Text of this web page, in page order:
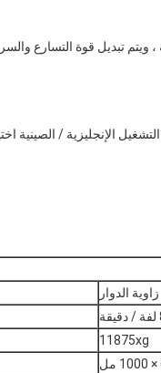
تبديل قوة التسارع
الإنجليزية / الصينية
زاوية الدوار
11875xg